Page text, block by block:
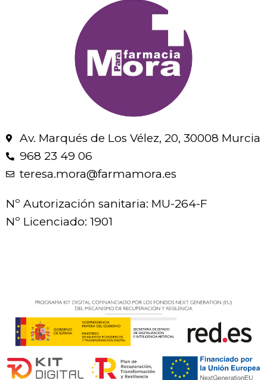
Av. Marqués de Los Vélez, 20, 30008 Murcia
968 23 49 06
teresa.mora@farmamora.es
Nº Autorización sanitaria: MU-264-F
Nº Licenciado: 1901